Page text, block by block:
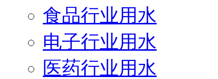
食品行业用水
电子行业用水
医药行业用水